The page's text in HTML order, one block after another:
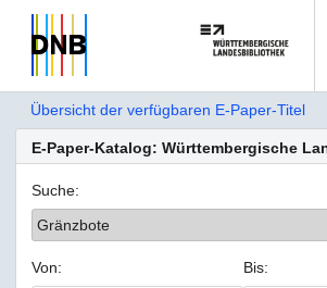
Übersicht der verfügbaren E-Paper-Titel
E-Paper-Katalog: Württembergische
Suche:
Gränzbote
Von: Bis: